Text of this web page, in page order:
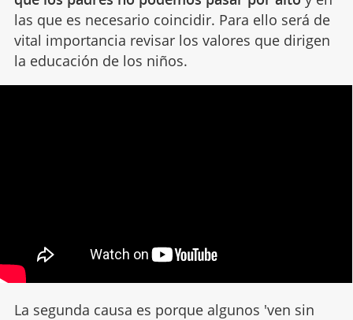
las que es necesario coincidir. Para ello será de
vital importancia revisar los valores que dirigen
la educación de los niños.
La segunda causa es porque algunos 'ven sin